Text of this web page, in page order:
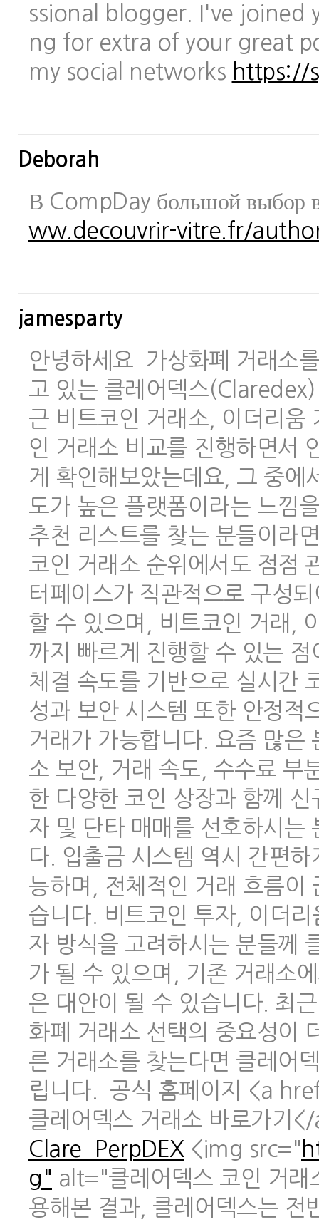
ssional blogger. I've joined
ng for extra of your great
my social networks https://
Deborah
В CompDay большой выбор
ww.decouvrir-vitre.fr/
jamesparty
안녕하세요 가상화폐 거래소
고 있는 클레어덱스
근 비트코인 거래소, 이더리움
인 거래소 비교를 진행하면서
게 확인해보았는데요, 그 중에
도가 높은 플랫폼이라는 느낌
추천 리스트를 찾는 분들이라
코인 거래소 순위에서도 점점
터페이스가 직관적으로 구성
할 수 있으며, 비트코인 거래,
까지 빠르게 진행할 수 있는
체결 속도를 기반으로 실시간
성과 보안 시스템 또한 안정적
거래가 가능합니다. 요즘 많은
소 보안, 거래 속도, 수수료 부
한 다양한 코인 상장과 함께
자 및 단타 매매를 선호하시는
다. 입출금 시스템 역시 간편
능하며, 전체적인 거래 흐름이
습니다. 비트코인 투자, 이더
자 방식을 고려하시는 분들께
가 될 수 있으며, 기존 거래소
은 대안이 될 수 있습니다. 최
화폐 거래소 선택의 중요성이
른 거래소를 찾는다면 클레어
립니다. 공식 홈페이지 <a
클레어덱스 거래소 바로가기
Clare_PerpDEX <img src="
g" alt="클레어덱스 코인 거래
용해본 결과, 클레어덱스는 전